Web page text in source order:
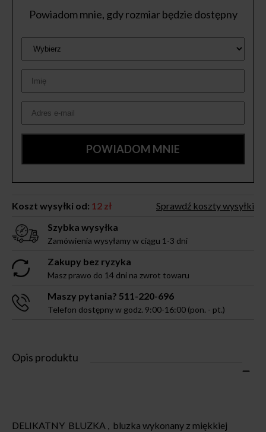
Powiadom mnie, gdy rozmiar będzie dostępny
Koszt wysyłki od: 12 zł
Sprawdź koszty wysyłki
Szybka wysyłka
Zamówienia wysyłamy w ciągu 1-3 dni
Zakupy bez ryzyka
Masz prawo do 14 dni na zwrot towaru
Maszy pytania? 511-220-696
Telefon dostępny w godz. 9:00-16:00 (pon. - pt.)
Opis produktu
DELIKATNY BLUZKA , bluzka wykonany z miękkiej